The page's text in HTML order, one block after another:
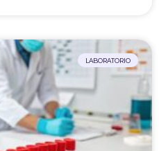
LABORATORIO